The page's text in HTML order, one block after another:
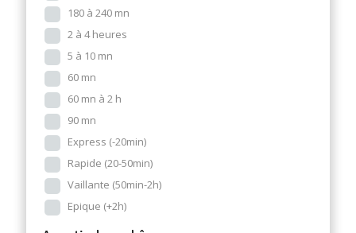
180 à 240 mn
2 à 4 heures
5 à 10 mn
60 mn
60 mn à 2 h
90 mn
Express (-20min)
Rapide (20-50min)
Vaillante (50min-2h)
Epique (+2h)